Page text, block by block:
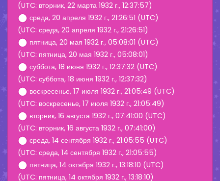
(UTC: вторник, 22 марта 1932 г., 12:37:57)
среда, 20 апреля 1932 г., 21:26:51 (UTC)
(UTC: среда, 20 апреля 1932 г., 21:26:51)
пятница, 20 мая 1932 г., 05:08:01 (UTC)
(UTC: пятница, 20 мая 1932 г., 05:08:01)
суббота, 18 июня 1932 г., 12:37:32 (UTC)
(UTC: суббота, 18 июня 1932 г., 12:37:32)
воскресенье, 17 июля 1932 г., 21:05:49 (UTC)
(UTC: воскресенье, 17 июля 1932 г., 21:05:49)
вторник, 16 августа 1932 г., 07:41:00 (UTC)
(UTC: вторник, 16 августа 1932 г., 07:41:00)
среда, 14 сентября 1932 г., 21:05:55 (UTC)
(UTC: среда, 14 сентября 1932 г., 21:05:55)
пятница, 14 октября 1932 г., 13:18:10 (UTC)
(UTC: пятница, 14 октября 1932 г., 13:18:10)